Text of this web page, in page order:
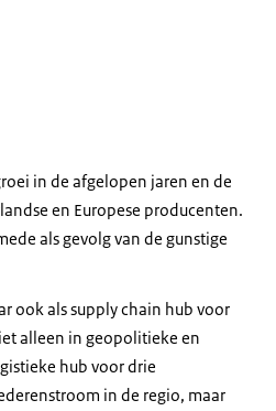
in de afgelopen jaren en de
en Europese producenten.
als gevolg van de gunstige
ook als supply chain hub voor
alleen in geopolitieke en
hub voor drie
in de regio, maar